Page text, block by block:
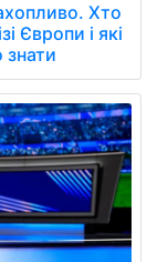
Хто
Європи і які
знати